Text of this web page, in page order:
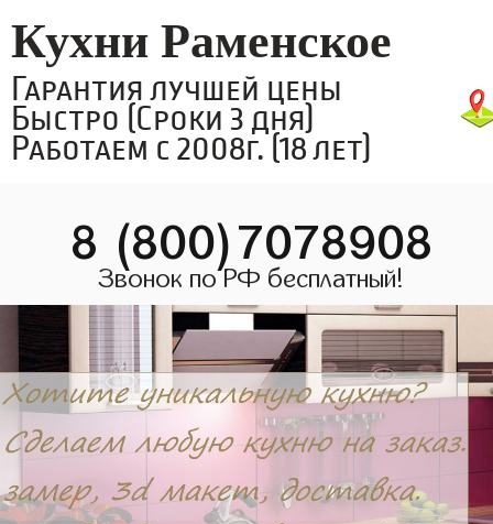
Кухни Раменское
Гарантия лучшей цены
Быстро (Сроки 3 дня)
Работаем с 2008г. (18 лет)
8 (800)7078908
Звонок по РФ бесплатный!